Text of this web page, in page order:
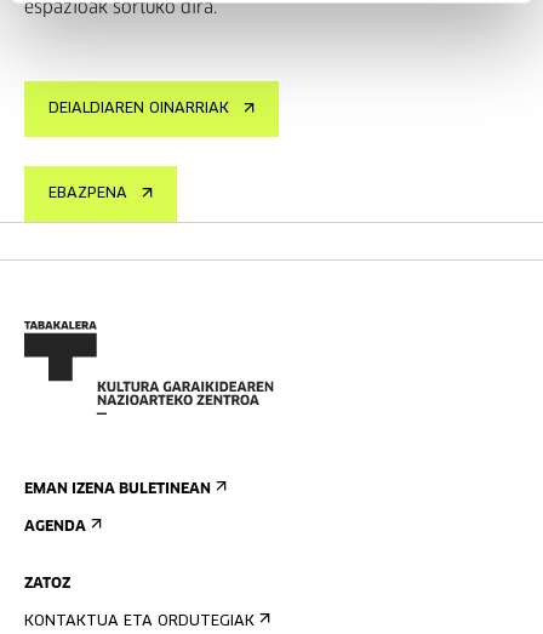
espazioak sortuko dira.
DEIALDIAREN OINARRIAK
EBAZPENA
EMAN IZENA BULETINEAN
AGENDA
ZATOZ
KONTAKTUA ETA ORDUTEGIAK